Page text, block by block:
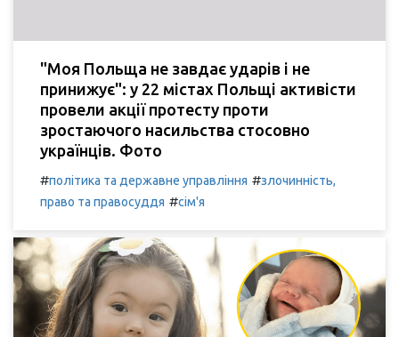
"Моя Польща не завдає ударів і не
принижує": у 22 містах Польщі активісти
провели акції протесту проти
зростаючого насильства стосовно
українців. Фото
#політика та державне управління #злочинність,
право та правосуддя #сім'я